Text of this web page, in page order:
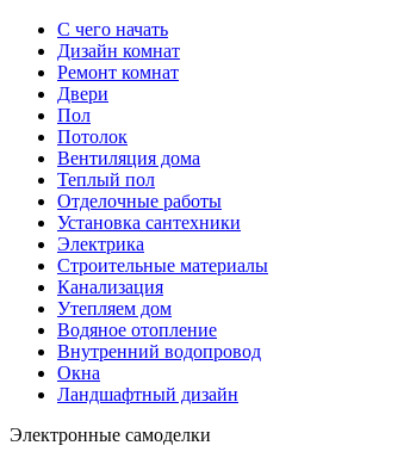
С чего начать
Дизайн комнат
Ремонт комнат
Двери
Пол
Потолок
Вентиляция дома
Теплый пол
Отделочные работы
Установка сантехники
Электрика
Строительные материалы
Канализация
Утепляем дом
Водяное отопление
Внутренний водопровод
Окна
Ландшафтный дизайн
Электронные самоделки